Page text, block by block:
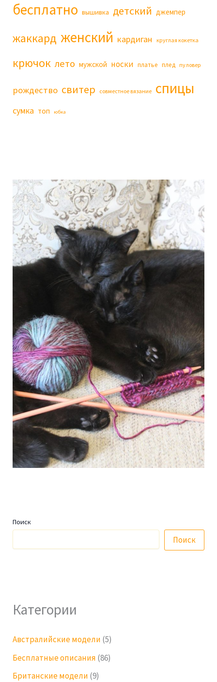
бесплатно вышивка детский джемпер
жаккард женский кардиган круглая кокетка
крючок лето мужской носки платье плед пуловер
рождество свитер совместное вязание спицы
сумка топ юбка
Поиск
Поиск
Категории
Австралийские модели (5)
Бесплатные описания (86)
Британские модели (9)